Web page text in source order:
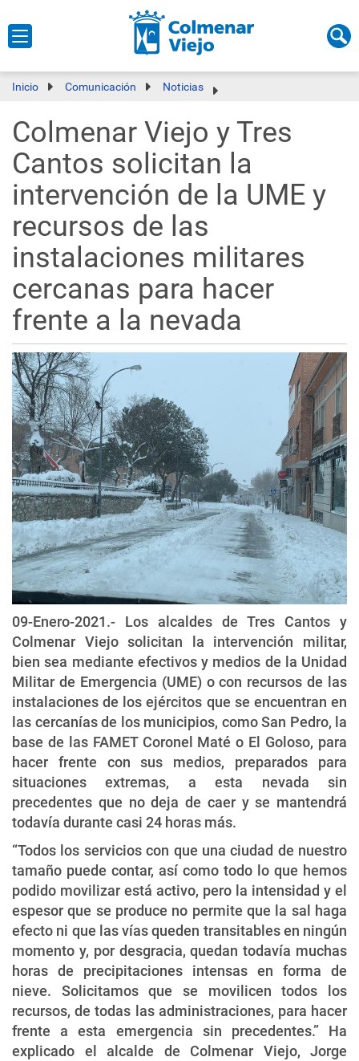
Inicio Comunicación Noticias
Colmenar Viejo y Tres
Cantos solicitan la
intervención de la UME y
recursos de las
instalaciones militares
cercanas para hacer
frente a la nevada
09-Enero-2021.- Los alcaldes de Tres Cantos y
Colmenar Viejo solicitan la intervención militar,
bien sea mediante efectivos y medios de la Unidad
Militar de Emergencia (UME) o con recursos de las
instalaciones de los ejércitos que se encuentran en
las cercanías de los municipios, como San Pedro, la
base de las FAMET Coronel Maté o El Goloso, para
hacer frente con sus medios, preparados para
situaciones extremas, a esta nevada sin
precedentes que no deja de caer y se mantendrá
todavía durante casi 24 horas más.
“Todos los servicios con que una ciudad de nuestro
tamaño puede contar, así como todo lo que hemos
podido movilizar está activo, pero la intensidad y el
espesor que se produce no permite que la sal haga
efecto ni que las vías queden transitables en ningún
momento y, por desgracia, quedan todavía muchas
horas de precipitaciones intensas en forma de
nieve. Solicitamos que se movilicen todos los
recursos, de todas las administraciones, para hacer
frente a esta emergencia sin precedentes.” Ha
explicado el alcalde de Colmenar Viejo, Jorge